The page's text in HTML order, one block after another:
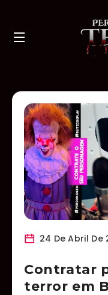
24 De Abril De
Contratar
terror em